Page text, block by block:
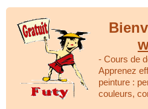
- Cours de
Apprenez
peinture :
couleurs,